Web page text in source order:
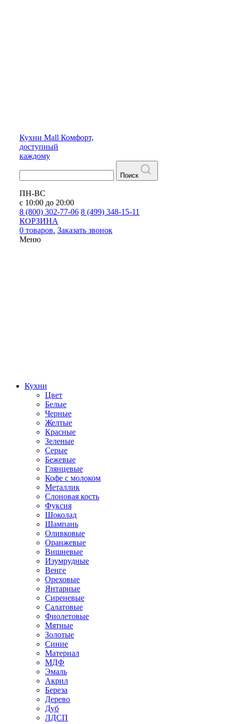
Кухни Mall Комфорт,
доступный
каждому
Поиск
ПН-ВС
с 10:00 до 20:00
8 (800) 302-77-06 8 (499) 348-15-11
КОРЗИНА
0 товаров. Заказать звонок
Меню
Кухни
Цвет
Белые
Черные
Желтые
Красные
Зеленые
Серые
Бежевые
Глянцевые
Кофе с молоком
Металлик
Слоновая кость
Фуксия
Шоколад
Шампань
Оливковые
Оранжевые
Вишневые
Изумрудные
Венге
Ореховые
Янтарные
Сиреневые
Салатовые
Фиолетовые
Мятные
Золотые
Синие
Материал
МДФ
Эмаль
Акрил
Береза
Дерево
Дуб
ЛДСП